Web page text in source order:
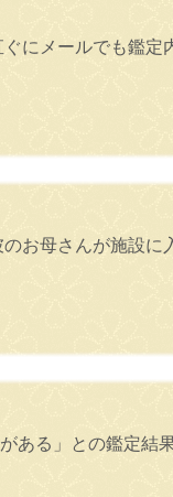
にメールでも鑑定
お母さんが施設
る」との鑑定結